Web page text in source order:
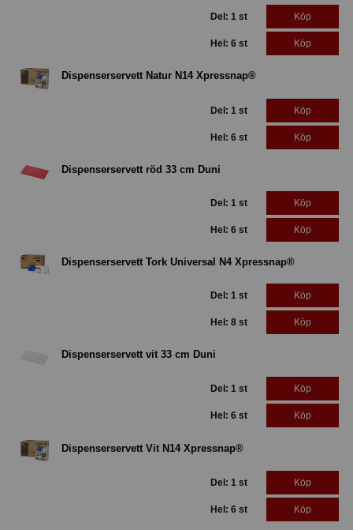
Del: 1 st Köp
Hel: 6 st Köp
Dispenserservett Natur N14 Xpressnap®
Del: 1 st Köp
Hel: 6 st Köp
Dispenserservett röd 33 cm Duni
Del: 1 st Köp
Hel: 6 st Köp
Dispenserservett Tork Universal N4 Xpressnap®
Del: 1 st Köp
Hel: 8 st Köp
Dispenserservett vit 33 cm Duni
Del: 1 st Köp
Hel: 6 st Köp
Dispenserservett Vit N14 Xpressnap®
Del: 1 st Köp
Hel: 6 st Köp